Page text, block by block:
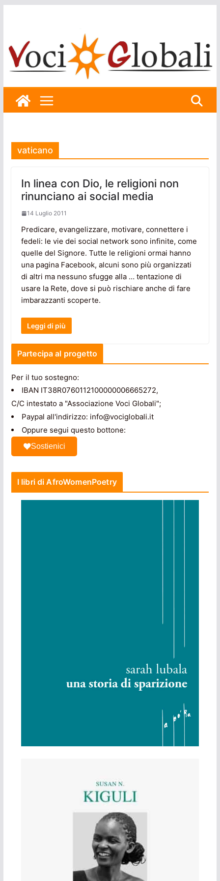
vaticano
In linea con Dio, le religioni non
rinunciano ai social media
14 Luglio 2011
Predicare, evangelizzare, motivare, connettere i
fedeli: le vie dei social network sono infinite, come
quelle del Signore. Tutte le religioni ormai hanno
una pagina Facebook, alcuni sono più organizzati
di altri ma nessuno sfugge alla … tentazione di
usare la Rete, dove si può rischiare anche di fare
imbarazzanti scoperte.
Leggi di più
Partecipa al progetto
Per il tuo sostegno:
IBAN IT38R0760112100000006665272,
C/C intestato a "Associazione Voci Globali";
Paypal all'indirizzo: info@vociglobali.it
Oppure segui questo bottone:
Sostienici
I libri di AfroWomenPoetry